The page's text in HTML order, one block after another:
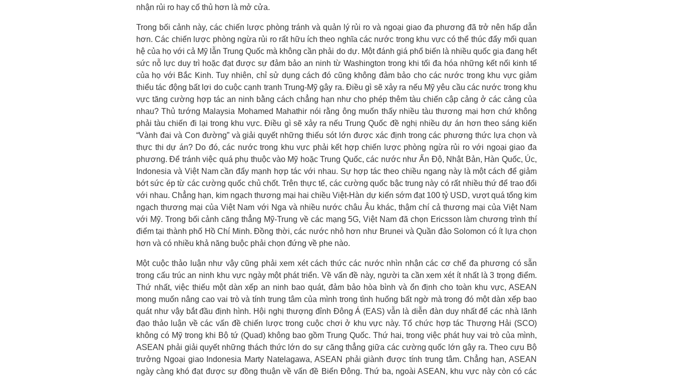
nhận rủi ro hay cố thủ hơn là mở cửa.
Trong bối cảnh này, các chiến lược phòng tránh và quản lý rủi ro và ngoại giao đa phương đã trở nên hấp dẫn
hơn. Các chiến lược phòng ngừa rủi ro rất hữu ích theo nghĩa các nước trong khu vực có thể thúc đẩy mối quan
hệ của họ với cả Mỹ lẫn Trung Quốc mà không cần phải do dự. Một đánh giá phổ biến là nhiều quốc gia đang hết
sức nỗ lực duy trì hoặc đạt được sự đảm bảo an ninh từ Washington trong khi tối đa hóa những kết nối kinh tế
của họ với Bắc Kinh. Tuy nhiên, chỉ sử dụng cách đó cũng không đảm bảo cho các nước trong khu vực giảm
thiểu tác động bất lợi do cuộc cạnh tranh Trung-Mỹ gây ra. Điều gì sẽ xảy ra nếu Mỹ yêu cầu các nước trong khu
vực tăng cường hợp tác an ninh bằng cách chẳng hạn như cho phép thêm tàu chiến cập cảng ở các cảng của
nhau? Thủ tướng Malaysia Mohamed Mahathir nói rằng ông muốn thấy nhiều tàu thương mại hơn chứ không
phải tàu chiến đi lại trong khu vực. Điều gì sẽ xảy ra nếu Trung Quốc đề nghị nhiều dự án hơn theo sáng kiến
“Vành đai và Con đường” và giải quyết những thiếu sót lớn được xác định trong các phương thức lựa chọn và
thực thi dự án? Do đó, các nước trong khu vực phải kết hợp chiến lược phòng ngừa rủi ro với ngoại giao đa
phương. Để tránh việc quá phụ thuộc vào Mỹ hoặc Trung Quốc, các nước như Ấn Độ, Nhật Bản, Hàn Quốc, Úc,
Indonesia và Việt Nam cần đẩy mạnh hợp tác với nhau. Sự hợp tác theo chiều ngang này là một cách để giảm
bớt sức ép từ các cường quốc chủ chốt. Trên thực tế, các cường quốc bậc trung này có rất nhiều thứ để trao đổi
với nhau. Chẳng hạn, kim ngạch thương mại hai chiều Việt-Hàn dự kiến sớm đạt 100 tỷ USD, vượt quá tổng kim
ngạch thương mại của Việt Nam với Nga và nhiều nước châu Âu khác, thậm chí cả thương mại của Việt Nam
với Mỹ. Trong bối cảnh căng thẳng Mỹ-Trung về các mạng 5G, Việt Nam đã chọn Ericsson làm chương trình thí
điểm tại thành phố Hồ Chí Minh. Đồng thời, các nước nhỏ hơn như Brunei và Quần đảo Solomon có ít lựa chọn
hơn và có nhiều khả năng buộc phải chọn đứng về phe nào.
Một cuộc thảo luận như vậy cũng phải xem xét cách thức các nước nhìn nhận các cơ chế đa phương có sẵn
trong cấu trúc an ninh khu vực ngày một phát triển. Về vấn đề này, người ta cần xem xét ít nhất là 3 trọng điểm.
Thứ nhất, việc thiếu một dàn xếp an ninh bao quát, đảm bảo hòa bình và ổn định cho toàn khu vực, ASEAN
mong muốn nâng cao vai trò và tính trung tâm của mình trong tình huống bất ngờ mà trong đó một dàn xếp bao
quát như vậy bắt đầu định hình. Hội nghị thượng đỉnh Đông Á (EAS) vẫn là diễn đàn duy nhất để các nhà lãnh
đạo thảo luận về các vấn đề chiến lược trong cuộc chơi ở khu vực này. Tổ chức hợp tác Thượng Hải (SCO)
không có Mỹ trong khi Bộ tứ (Quad) không bao gồm Trung Quốc. Thứ hai, trong việc phát huy vai trò của mình,
ASEAN phải giải quyết những thách thức lớn do sự căng thẳng giữa các cường quốc lớn gây ra. Theo cựu Bộ
trưởng Ngoại giao Indonesia Marty Natelagawa, ASEAN phải giành được tính trung tâm. Chẳng hạn, ASEAN
ngày càng khó đạt được sự đồng thuận về vấn đề Biển Đông. Thứ ba, ngoài ASEAN, khu vực này còn có các